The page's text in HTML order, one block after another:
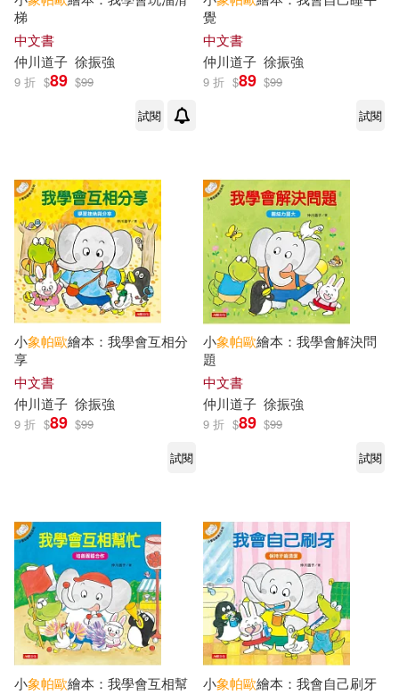
梯
中文書
仲川道子 徐振強
9 折 $89 $99
試閱
覺
中文書
仲川道子 徐振強
9 折 $89 $99
試閱
小象帕歐繪本：我學會互相分
享
中文書
仲川道子 徐振強
9 折 $89 $99
試閱
小象帕歐繪本：我學會解決問
題
中文書
仲川道子 徐振強
9 折 $89 $99
試閱
小象帕歐繪本：我學會互相幫
小象帕歐繪本：我會自己刷牙